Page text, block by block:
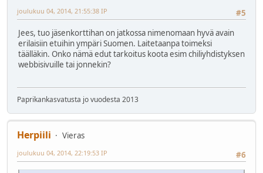
#5
joulukuu 04, 2014, 21:55:38 IP
Jees, tuo jäsenkorttihan on jatkossa nimenomaan hyvä avain
erilaisiin etuihin ympäri Suomen. Laitetaanpa toimeksi
täälläkin. Onko nämä edut tarkoitus koota esim chiliyhdistyksen
webbisivuille tai jonnekin?
Paprikankasvatusta jo vuodesta 2013
Herpiili
Vieras
#6
joulukuu 04, 2014, 22:19:53 IP